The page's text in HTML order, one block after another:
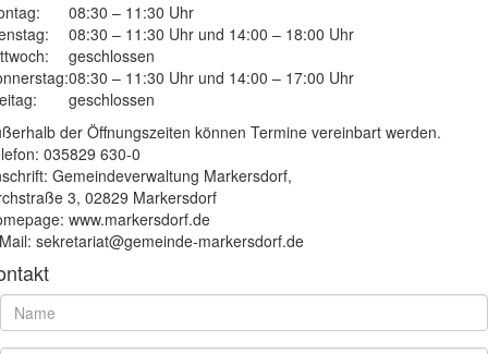
08:30 – 11:30 Uhr
08:30 – 11:30 Uhr und 14:00 – 18:00 Uhr
geschlossen
08:30 – 11:30 Uhr und 14:00 – 17:00 Uhr
geschlossen
der Öffnungszeiten können Termine vereinbart werden.
035829 630-0
Gemeindeverwaltung Markersdorf,
3, 02829 Markersdorf
www.markersdorf.de
sekretariat@gemeinde-markersdorf.de